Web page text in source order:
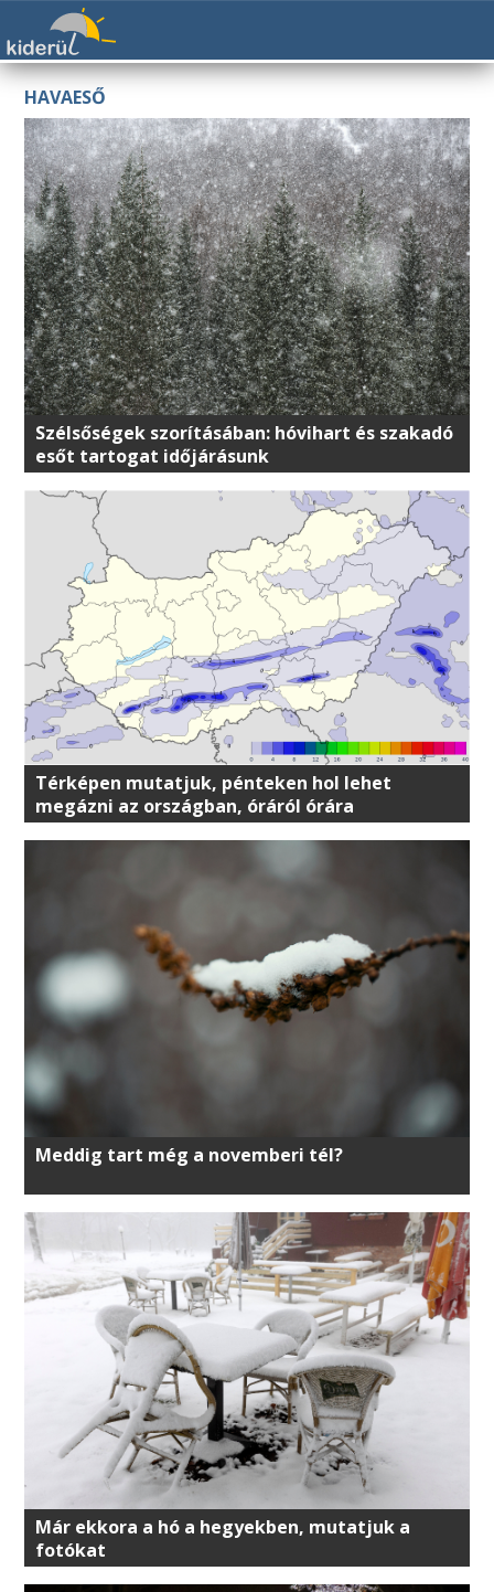
HAVAESŐ
Szélsőségek szorításában: hóvihart és szakadó
esőt tartogat időjárásunk
Térképen mutatjuk, pénteken hol lehet
megázni az országban, óráról órára
Meddig tart még a novemberi tél?
Már ekkora a hó a hegyekben, mutatjuk a
fotókat